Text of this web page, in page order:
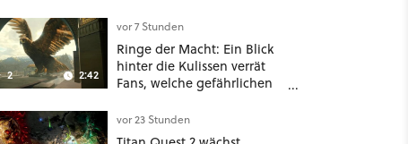
2 2:42
vor 7 Stunden
Ringe der Macht: Ein Blick
hinter die Kulissen verrät
Fans, welche gefährlichen
warten
vor 23 Stunden